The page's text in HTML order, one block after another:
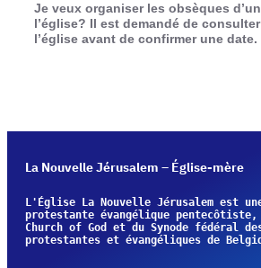
Je veux organiser les obsèques
l’église? Il est demandé de
l’église avant de confirmer une date.
La Nouvelle Jérusalem – Église-mère
L'Église La Nouvelle Jérusalem est
protestante évangélique pentecôtiste,
Church of God et du Synode fédéral
protestantes et évangéliques de